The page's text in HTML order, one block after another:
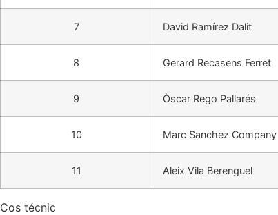
7 David Ramírez Dalit
8 Gerard Recasens Ferret
9 Òscar Rego Pallarés
10 Marc Sanchez Company
11 Aleix Vila Berenguel
Cos técnic